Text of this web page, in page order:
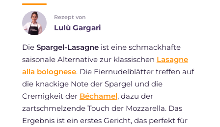
Rezept von
Lulù Gargari
Die Spargel-Lasagneist eine schmackhafte
saisonale Alternative zur klassischen Lasagne
alla bolognese. Die Eiernudelblätter treffen auf
die knackige Note der Spargel und die
Cremigkeit der Béchamel, dazu der
zartschmelzende Touch der Mozzarella. Das
Ergebnis ist ein erstes Gericht, das perfekt für